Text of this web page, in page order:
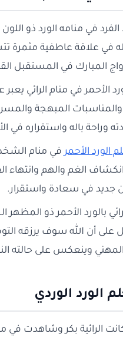
في منامه الورد ذو
في علاقة عاطفية مثمرة
المبارك في المستقبل
الأحمر في منام الرائي
والمناسبات المبهجة
وراحة باله واستقراره في
الورد الأحمر في منام
الغم والهم وانتهاء
جديد في سعادة واستقرار.
بالورد الأحمر ذو المظهر
على أن الله سوف يرزقه
وينعكس على حالته
الورد الوردي
الرائية بكر وشاهدت في